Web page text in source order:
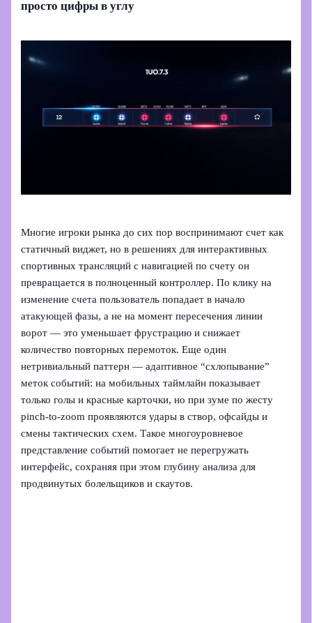
просто цифры в углу
Многие игроки рынка до сих пор воспринимают счет как
статичный виджет, но в решениях для интерактивных
спортивных трансляций с навигацией по счету он
превращается в полноценный контроллер. По клику на
изменение счета пользователь попадает в начало
атакующей фазы, а не на момент пересечения линии
ворот — это уменьшает фрустрацию и снижает
количество повторных перемоток. Еще один
нетривиальный паттерн — адаптивное “схлопывание”
меток событий: на мобильных таймлайн показывает
только голы и красные карточки, но при зуме по жесту
pinch‑to‑zoom проявляются удары в створ, офсайды и
смены тактических схем. Такое многоуровневое
представление событий помогает не перегружать
интерфейс, сохраняя при этом глубину анализа для
продвинутых болельщиков и скаутов.